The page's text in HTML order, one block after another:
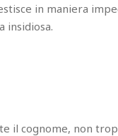
in maniera
insidiosa.
il cognome, non